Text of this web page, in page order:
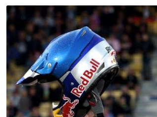
Kliknij, aby powiększyć